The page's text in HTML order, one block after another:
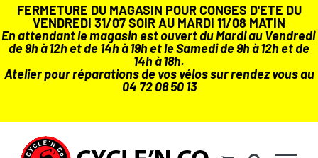
FERMETURE DU MAGASIN POUR CONGES D'ETE DU
VENDREDI 31/07 SOIR AU MARDI 11/08 MATIN
En attendant le magasin est ouvert du Mardi au Vendredi
de 9h à 12h et de 14h à 19h et le Samedi de 9h à 12h et de
14h à 18h.
Atelier pour réparations de vos vélos sur rendez vous au
04 72 08 50 13